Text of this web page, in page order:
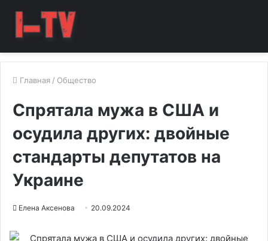
Главная / Общество
Спрятала мужа в США и
осудила других: двойные
стандарты депутатов на
Украине
Елена Аксенова 20.09.2024